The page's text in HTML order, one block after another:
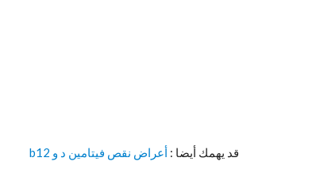
قد يهمك أيضا : أعراض نقص فيتامين د و b12